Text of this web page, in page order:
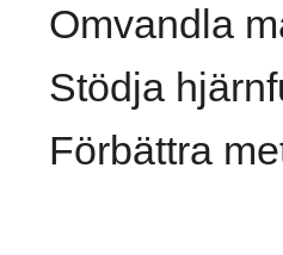
Omvandla
Stödja
Förbättra